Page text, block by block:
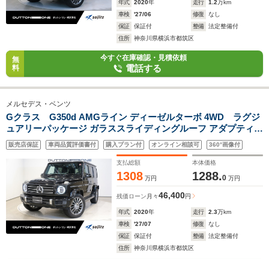
年式 2020年 走行 1.2万km
車検
'27/06 修復
なし
保証
保証付 整備
法定整備付
住所
神奈川県横浜市都筑区
無
料
今すぐ在庫確認・見積依頼
電話する
メルセデス・ベンツ
Gクラス G350d AMGライン ディーゼルターボ 4WD ラグジ
ュアリーパッケージ ガラススライディングルーフ アダプティブ
ダンピングシステム Brumesterサウンド サラウンドビューカメ
ラ LEDヘッドライト シートヒーター レーダーセーフティパッ
販売店保証 車両品質評価書付 購入プラン付 オンライン相談可 360°画像付
支払総額
1308 万円
本体価格
1288.0 万円
残価ローン 月々46,400円
年式 2020年 走行 2.3万km
車検
'27/07 修復
なし
保証
保証付 整備
法定整備付
住所
神奈川県横浜市都筑区